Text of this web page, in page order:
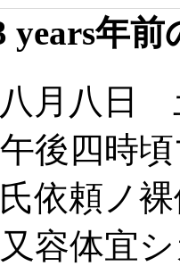
years年
月八日
午後四時
依頼ノ
容体宜